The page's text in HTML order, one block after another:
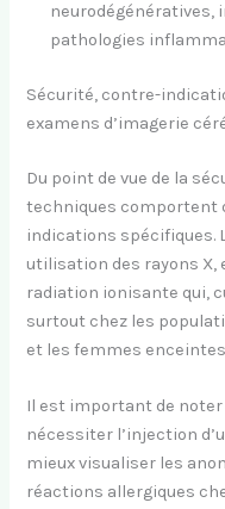
neurodégénératives,
pathologies
Sécurité, contre-
examens d’imagerie
Du point de vue de la
techniques comportent
indications spécifiques.
utilisation des rayons X,
radiation ionisante qui,
surtout chez les
et les femmes
Il est important de
nécessiter l’injection
mieux visualiser les
réactions allergiques